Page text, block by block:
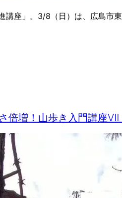
講座」。3/8（日）は、広島市
倍増！山歩き入門講座